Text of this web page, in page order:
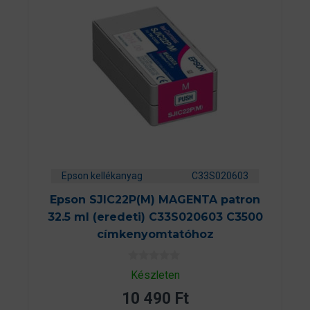
Epson kellékanyag C33S020603
Epson SJIC22P(M) MAGENTA patron
32.5 ml (eredeti) C33S020603 C3500
címkenyomtatóhoz
0
aKészleten
10 490 Ft